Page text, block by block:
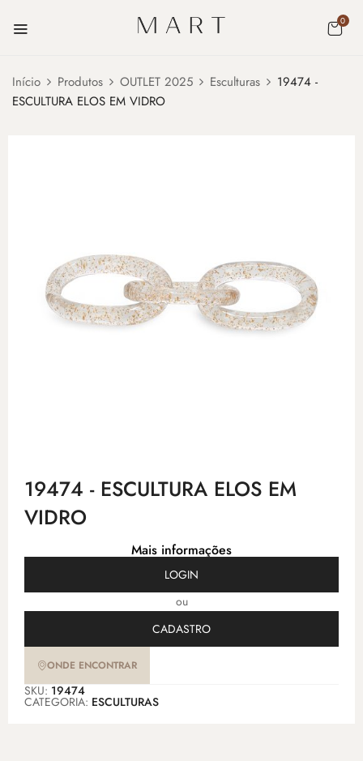
0
Início Produtos OUTLET 2025 Esculturas
19474 -
ESCULTURA ELOS EM VIDRO
19474 - ESCULTURA ELOS EM
VIDRO
Mais informações
LOGIN
ou
CADASTRO
ONDE ENCONTRAR
SKU: 19474
CATEGORIA: ESCULTURAS